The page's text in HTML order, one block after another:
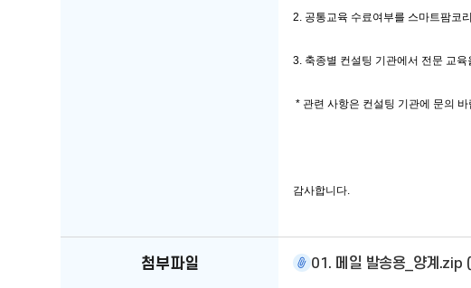
2. 공통교육 수료여부를 스마트팜코
3. 축종별 컨설팅 기관에서 전문 교육
* 관련 사항은 컨설팅 기관에 문의 바
감사합니다.
첨부파일 01. 메일 발송용_양계